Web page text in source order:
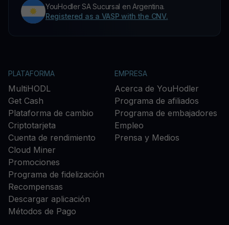
YouHodler SA Sucursal en Argentina.
Registered as a VASP with the CNV.
PLATAFORMA
MultiHODL
Get Cash
Plataforma de cambio
Criptotarjeta
Cuenta de rendimiento
Cloud Miner
Promociones
Programa de fidelización
Recompensas
Descargar aplicación
Métodos de Pago
EMPRESA
Acerca de YouHodler
Programa de afiliados
Programa de embajadores
Empleo
Prensa y Medios